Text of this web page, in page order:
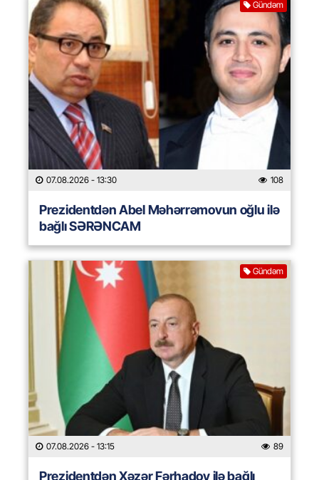
Gündəm
07.08.2026 - 13:30 108
Prezidentdən Abel Məhərrəmovun oğlu ilə
bağlı SƏRƏNCAM
Gündəm
07.08.2026 - 13:15 89
Prezidentdən Xəzər Fərhadov ilə bağlı